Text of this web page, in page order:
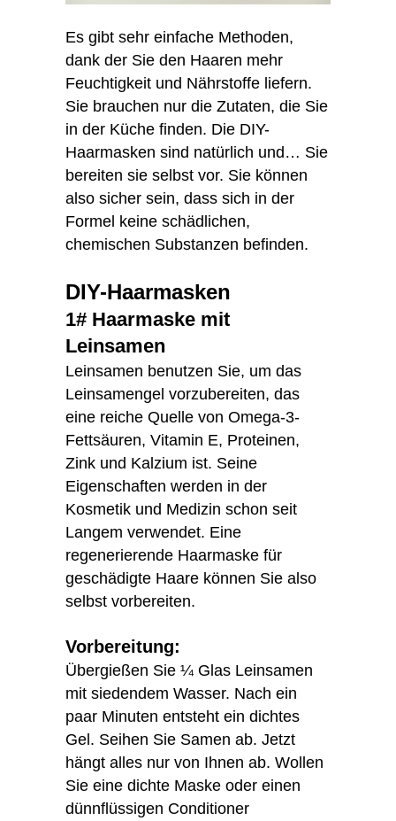
Es gibt sehr einfache Methoden,
dank der Sie den Haaren mehr
Feuchtigkeit und Nährstoffe liefern.
Sie brauchen nur die Zutaten, die Sie
in der Küche finden. Die DIY-
Haarmasken sind natürlich und… Sie
bereiten sie selbst vor. Sie können
also sicher sein, dass sich in der
Formel keine schädlichen,
chemischen Substanzen befinden.
DIY-Haarmasken
1# Haarmaske mit
Leinsamen
Leinsamen benutzen Sie, um das
Leinsamengel vorzubereiten, das
eine reiche Quelle von Omega-3-
Fettsäuren, Vitamin E, Proteinen,
Zink und Kalzium ist. Seine
Eigenschaften werden in der
Kosmetik und Medizin schon seit
Langem verwendet. Eine
regenerierende Haarmaske für
geschädigte Haare können Sie also
selbst vorbereiten.
Vorbereitung:
Übergießen Sie ¼ Glas Leinsamen
mit siedendem Wasser. Nach ein
paar Minuten entsteht ein dichtes
Gel. Seihen Sie Samen ab. Jetzt
hängt alles nur von Ihnen ab. Wollen
Sie eine dichte Maske oder einen
dünnflüssigen Conditioner